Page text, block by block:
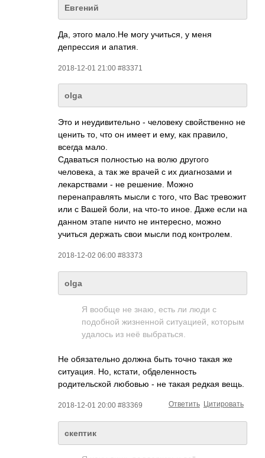
Евгений
Да, этого мало.Не могу учиться, у меня
депрессия и апатия.
2018-12-01 21:00 #83371
olga
Это и неудивительно - человеку свойственно не
ценить то, что он имеет и ему, как правило,
всегда мало.
Сдаваться полностью на волю другого
человека, а так же врачей с их диагнозами и
лекарствами - не решение. Можно
перенаправлять мысли с того, что Вас тревожит
или с Вашей боли, на что-то иное. Даже если на
данном этапе ничто не интересно, можно
учиться держать свои мысли под контролем.
2018-12-02 06:00 #83373
olga
Я вообще не знаю, есть ли люди с
подобной жизненной ситуацией, которым
удалось из неё выбраться.
Не обязательно должна быть точно такая же
ситуация. Но, кстати, обделенность
родительской любовью - не такая редкая вещь.
2018-12-01 20:00 #83369 Цитировать
Ответить
скептик